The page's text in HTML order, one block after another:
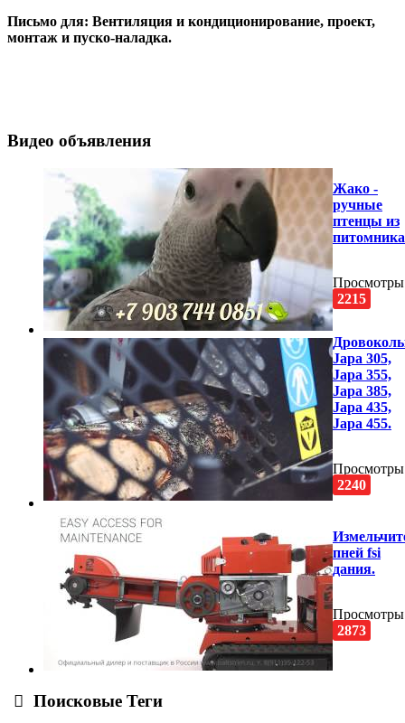
Письмо для: Вентиляция и кондиционирование, проект,
монтаж и пуско-наладка.
Видео объявления
Жако -
ручные
птенцы из
питомника
2215
Japa 305,
Japa 355,
Japa 385,
Japa 435,
Japa 455.
2240
пней fsi
дания.
2873
Поисковые Теги